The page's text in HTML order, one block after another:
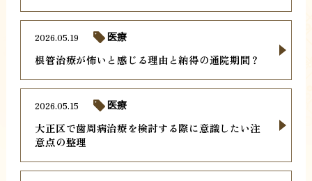
根管治療が怖いと感じる理由と納得の通院期間？
2026.05.19 医療
大正区で歯周病治療を検討する際に意識したい注
意点の整理
2026.05.15 医療